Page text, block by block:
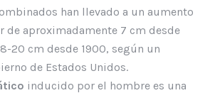
han llevado a un aumento
de aproximadamente 7 cm desde
20 cm desde 1900, según un
de Estados Unidos.
inducido por el hombre es una